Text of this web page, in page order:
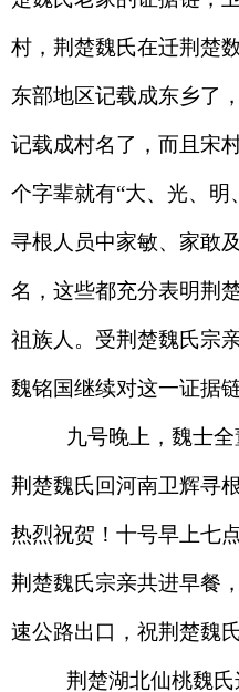
村，荆楚魏氏在迁荆楚
东部地区记载成东乡了
记载成村名了，而且宋
个字辈就有“大、光、明
寻根人员中家敏、家敢
名，这些都充分表明荆
祖族人。受荆楚魏氏宗
魏铭国继续对这一证据
九号晚上，魏士全
荆楚魏氏回河南卫辉寻
热烈祝贺！十号早上七
荆楚魏氏宗亲共进早餐
速公路出口，祝荆楚魏
荆楚湖北仙桃魏氏